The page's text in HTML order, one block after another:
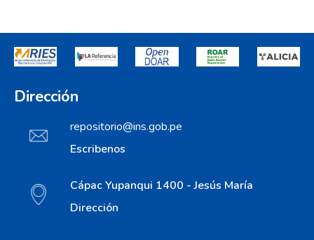
Dirección
repositorio@ins.gob.pe
Escribenos
Cápac Yupanqui 1400 - Jesús María
Dirección